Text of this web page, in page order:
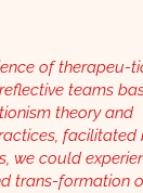
of therapeu-
teams
theory and
facilitated
we could
trans-formation